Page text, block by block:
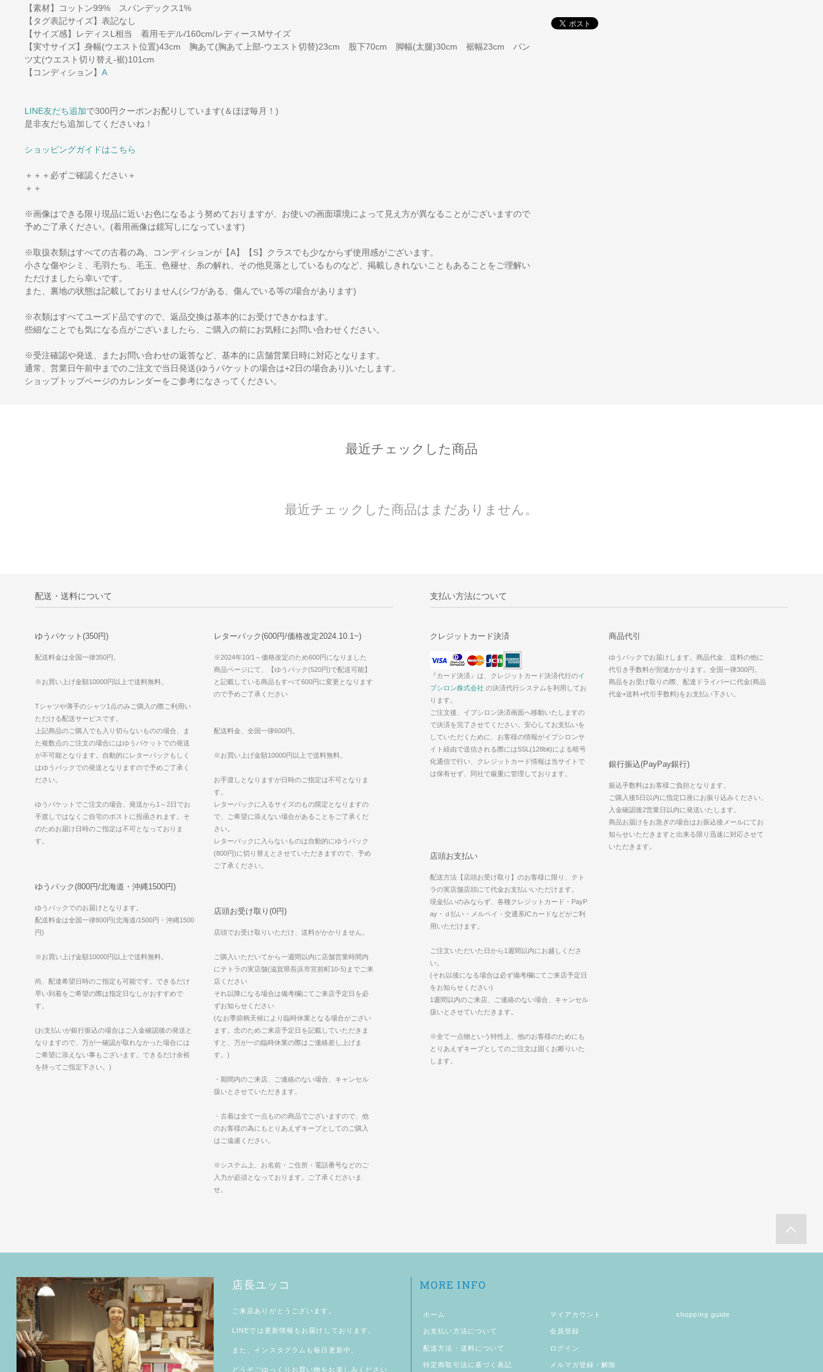
【素材】コットン99% スパンデックス1%
【タグ表記サイズ】表記なし
【サイズ感】レディスL相当 着用モデル/160cm/レディースMサイズ
【実寸サイズ】身幅(ウエスト位置)43cm 胸あて(胸あて上部-ウエスト切替)23cm 股下70cm 脚幅(太腿)30cm 裾幅23cm パン
ツ丈(ウエスト切り替え-裾)101cm
【コンディション】 A
LINE友だち追加で300円クーポンお配りしています(＆ほぼ毎月！)
是非友だち追加してくださいね！
ショッピングガイドはこちら
＋＋＋必ずご確認ください＋
＋＋
※画像はできる限り現品に近いお色になるよう努めておりますが、お使いの画面環境によって見え方が異なることがございますので
予めご了承ください。(着用画像は鏡写しになっています)
※取扱衣類はすべての古着の為、コンディションが【A】【S】クラスでも少なからず使用感がございます。
小さな傷やシミ、毛羽たち、毛玉、色褪せ、糸の解れ、その他見落としているものなど、掲載しきれないこともあることをご理解い
ただけましたら幸いです。
また、裏地の状態は記載しておりません(シワがある、傷んでいる等の場合があります)
※衣類はすべてユーズド品ですので、返品交換は基本的にお受けできかねます。
些細なことでも気になる点がございましたら、ご購入の前にお気軽にお問い合わせください。
※受注確認や発送、またお問い合わせの返答など、基本的に店舗営業日時に対応となります。
通常、営業日午前中までのご注文で当日発送(ゆうパケットの場合は+2日の場合あり)いたします。
ショップトップページのカレンダーをご参考になさってください。
最近チェックした商品
最近チェックした商品はまだありません。
配送・送料について
ゆうパケット(350円)
配送料金は全国一律350円。
※お買い上げ金額10000円以上で送料無料。
Tシャツや薄手のシャツ1点のみご購入の際ご利用い
ただける配送サービスです。
上記商品のご購入でも入り切らないものの場合、ま
た複数点のご注文の場合にはゆうパケットでの発送
が不可能となります。自動的にレターパックもしく
はゆうパックでの発送となりますので予めご了承く
ださい。
ゆうパケットでご注文の場合、発送から1～2日でお
手渡しではなくご自宅のポストに投函されます。そ
のためお届け日時のご指定は不可となっておりま
す。
レターパック(600円/価格改定2024.10.1~)
※2024年10/1～価格改定のため600円になりました
商品ページにて、【ゆうパック(520円)で配送可能】
と記載している商品もすべて600円に変更となります
ので予めご了承ください
配送料金、全国一律600円。
※お買い上げ金額10000円以上で送料無料。
お手渡しとなりますが日時のご指定は不可となりま
す。
レターパックに入るサイズのもの限定となりますの
で、ご希望に添えない場合があることをご了承くだ
さい。
レターパックに入らないものは自動的にゆうパック
(800円)に切り替えとさせていただきますので、予め
ご了承ください。
ゆうパック(800円/北海道・沖縄1500円)
ゆうパックでのお届けとなります。
配送料金は全国一律800円(北海道/1500円・沖縄1500
円)
※お買い上げ金額10000円以上で送料無料。
尚、配達希望日時のご指定も可能です。できるだけ
早い到着をご希望の際は指定日なしがおすすめで
す。
(お支払いが銀行振込の場合はご入金確認後の発送と
なりますので、万が一確認が取れなかった場合には
ご希望に添えない事もございます。できるだけ余裕
を持ってご指定下さい。)
店頭お受け取り(0円)
店頭でお受け取りいただけ、送料がかかりません。
ご購入いただいてから一週間以内に店舗営業時間内
にテトラの実店舗(滋賀県長浜市宮前町10-5)までご来
店ください
それ以降になる場合は備考欄にてご来店予定日を必
ずお知らせください
(なお季節柄天候により臨時休業となる場合がござい
ます。念のためご来店予定日を記載していただきま
すと、万が一の臨時休業の際はご連絡差し上げま
す。)
・期間内のご来店、ご連絡のない場合、キャンセル
扱いとさせていただきます。
・古着は全て一点ものの商品でございますので、他
のお客様の為にもとりあえずキープとしてのご購入
はご遠慮ください。
※システム上、お名前・ご住所・電話番号などのご
入力が必須となっております。ご了承くださいま
せ。
支払い方法について
クレジットカード決済
『カード決済』は、クレジットカード決済代行のイ
プシロン株式会社 の決済代行システムを利用してお
ります。
ご注文後、イプシロン決済画面へ移動いたしますの
で決済を完了させてください。安心してお支払いを
していただくために、お客様の情報がイプシロンサ
イト経由で送信される際にはSSL(128bit)による暗号
化通信で行い、クレジットカード情報は当サイトで
は保有せず、同社で厳重に管理しております。
商品代引
ゆうパックでお届けします。商品代金、送料の他に
代引き手数料が別途かかります。全国一律300円。
商品をお受け取りの際、配達ドライバーに代金(商品
代金+送料+代引手数料)をお支払い下さい。
銀行振込(PayPay銀行)
振込手数料はお客様ご負担となります。
ご購入後5日以内に指定口座にお振り込みください。
入金確認後2営業日以内に発送いたします。
商品お届けをお急ぎの場合はお振込後メールにてお
知らせいただきますと出来る限り迅速に対応させて
いただきます。
店頭お支払い
配送方法【店頭お受け取り】のお客様に限り、テト
ラの実店舗店頭にて代金お支払いいただけます。
現金払いのみならず、各種クレジットカード・PayP
ay・ｄ払い・メルペイ・交通系ICカードなどがご利
用いただけます。
ご注文いただいた日から1週間以内にお越しくださ
い。
(それ以後になる場合は必ず備考欄にてご来店予定日
をお知らせください)
1週間以内のご来店、ご連絡のない場合、キャンセル
扱いとさせていただきます。
※全て一点物という特性上、他のお客様のためにも
とりあえずキープとしてのご注文は固くお断りいた
します。
店長ユッコ
ご来店ありがとうございます。
LINEでは更新情報もお届けしております。
また、 インスタグラム も毎日更新中。
どうぞごゆっくりお買い物をお楽しみください
MORE INFO
ホーム
お支払い方法について
配送方法・送料について
特定商取引法に基づく表記
マイアカウント
会員登録
ログイン
メルマガ登録・解除
shopping guide